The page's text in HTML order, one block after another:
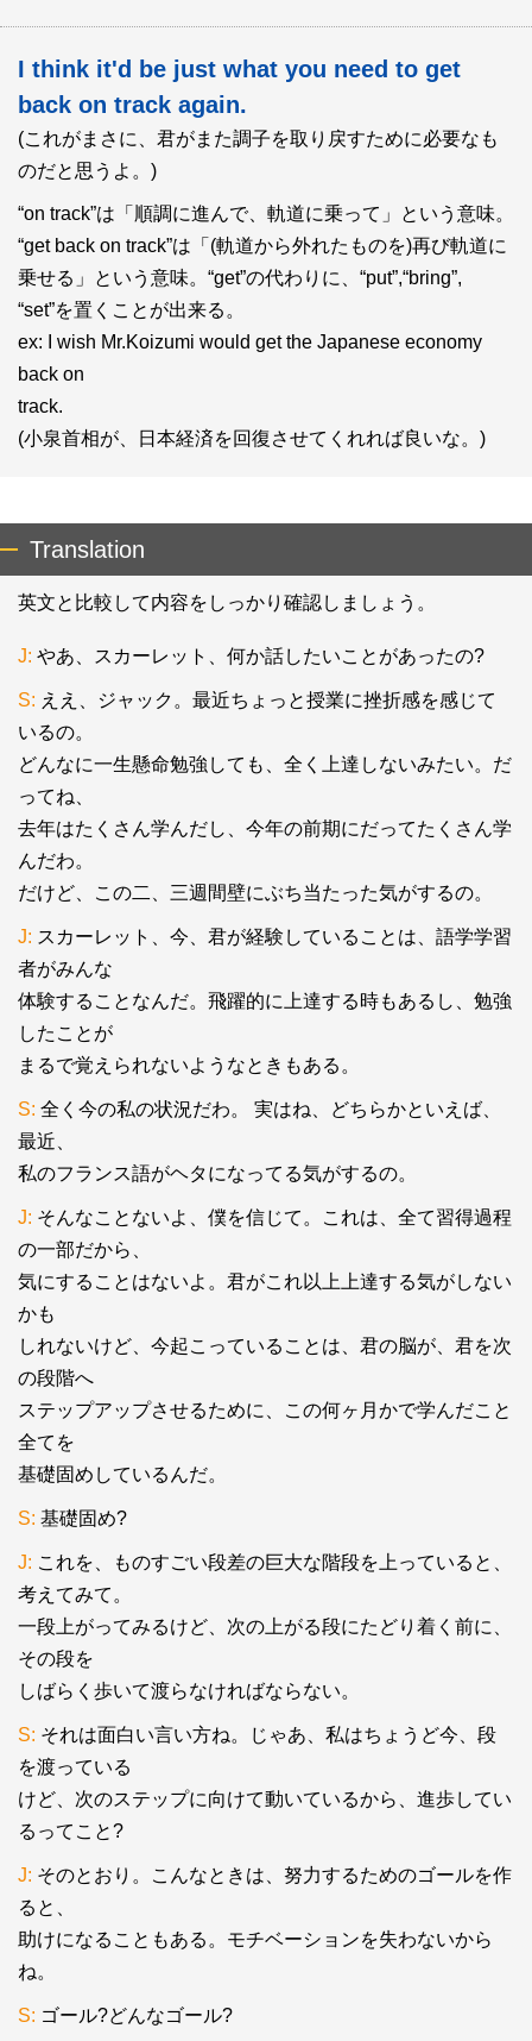
I think it'd be just what you need to get
back on track again.
(これがまさに、君がまた調子を取り戻すために必要なも
のだと思うよ。)
“on track”は「順調に進んで、軌道に乗って」という意味。
“get back on track”は「(軌道から外れたものを)再び軌道に
乗せる」という意味。“get”の代わりに、“put”,“bring”,
“set”を置くことが出来る。
ex: I wish Mr.Koizumi would get the Japanese economy
back on
track.
(小泉首相が、日本経済を回復させてくれれば良いな。)
Translation
英文と比較して内容をしっかり確認しましょう。
J: やあ、スカーレット、何か話したいことがあったの?
S: ええ、ジャック。最近ちょっと授業に挫折感を感じて
いるの。
どんなに一生懸命勉強しても、全く上達しないみたい。だ
ってね、
去年はたくさん学んだし、今年の前期にだってたくさん学
んだわ。
だけど、この二、三週間壁にぶち当たった気がするの。
J: スカーレット、今、君が経験していることは、語学学習
者がみんな
体験することなんだ。飛躍的に上達する時もあるし、勉強
したことが
まるで覚えられないようなときもある。
S: 全く今の私の状況だわ。 実はね、どちらかといえば、
最近、
私のフランス語がヘタになってる気がするの。
J: そんなことないよ、僕を信じて。これは、全て習得過程
の一部だから、
気にすることはないよ。君がこれ以上上達する気がしない
かも
しれないけど、今起こっていることは、君の脳が、君を次
の段階へ
ステップアップさせるために、この何ヶ月かで学んだこと
全てを
基礎固めしているんだ。
S: 基礎固め?
J: これを、ものすごい段差の巨大な階段を上っていると、
考えてみて。
一段上がってみるけど、次の上がる段にたどり着く前に、
その段を
しばらく歩いて渡らなければならない。
S: それは面白い言い方ね。じゃあ、私はちょうど今、段
を渡っている
けど、次のステップに向けて動いているから、進歩してい
るってこと?
J: そのとおり。こんなときは、努力するためのゴールを作
ると、
助けになることもある。モチベーションを失わないから
ね。
S: ゴール?どんなゴール?